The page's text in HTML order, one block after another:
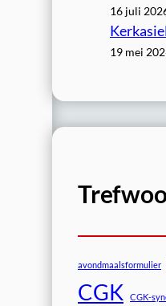
16 juli
19 mei
avondmaalsformulier
CGK CGK-